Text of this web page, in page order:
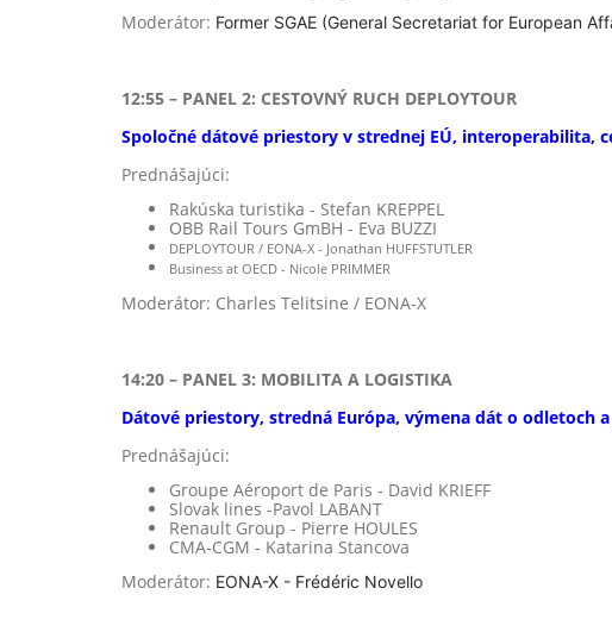
Moderátor: Former SGAE (General Secretariat for European
12:55 – PANEL 2: CESTOVNÝ RUCH DEPLOYTOUR
Spoločné dátové priestory v strednej EÚ, interoperabilita,
Prednášajúci:
Rakúska turistika - Stefan KREPPEL
OBB Rail Tours GmBH - Eva BUZZI
DEPLOYTOUR / EONA-X - Jonathan HUFFSTUTLER
Business at OECD - Nicole PRIMMER
Moderátor: Charles Telitsine / EONA-X
14:20 – PANEL 3: MOBILITA A LOGISTIKA
Dátové priestory, stredná Európa, výmena dát o odletoch
Prednášajúci:
Groupe Aéroport de Paris - David KRIEFF
Slovak lines -Pavol LABANT
Renault Group - Pierre HOULES
CMA-CGM - Katarina Stancova
Moderátor: EONA-X - Frédéric Novello